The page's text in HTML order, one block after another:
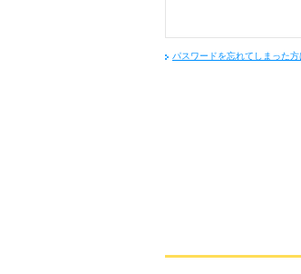
パスワードを忘れてしまった方